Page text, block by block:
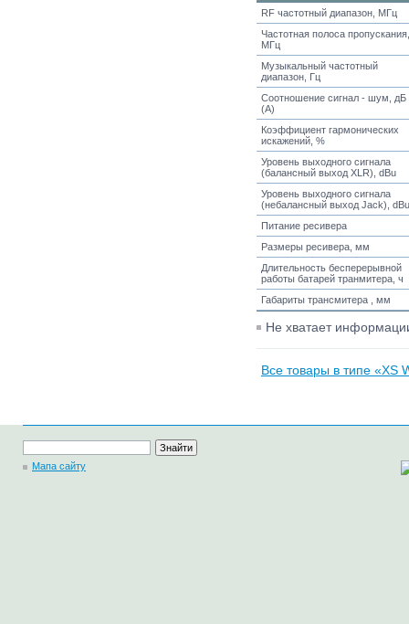
RF частотный диапазон, МГц
Частотная полоса пропускания,
МГц
Музыкальный частотный
диапазон, Гц
Соотношение сигнал - шум, дБ
(А)
Коэффициент гармонических
искажений, %
Уровень выходного сигнала
(балансный выход XLR), dBu
Уровень выходного сигнала
(небалансный выход Jack), dBu
Питание ресивера
Размеры ресивера, мм
Длительность бесперерывной
работы батарей транмитера, ч
Габариты трансмитера , мм
Не хватает
Все товары в типе «XS
Мапа сайту